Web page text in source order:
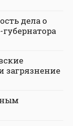
дела о
загрязнение